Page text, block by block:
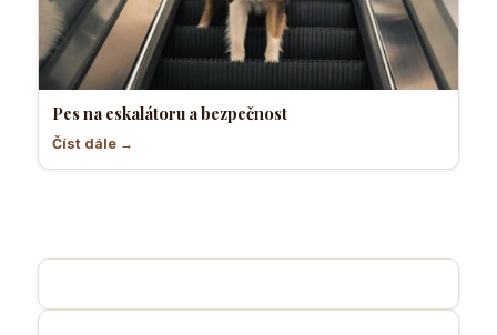
Pes na eskalátoru a bezpečnost
Číst dále →